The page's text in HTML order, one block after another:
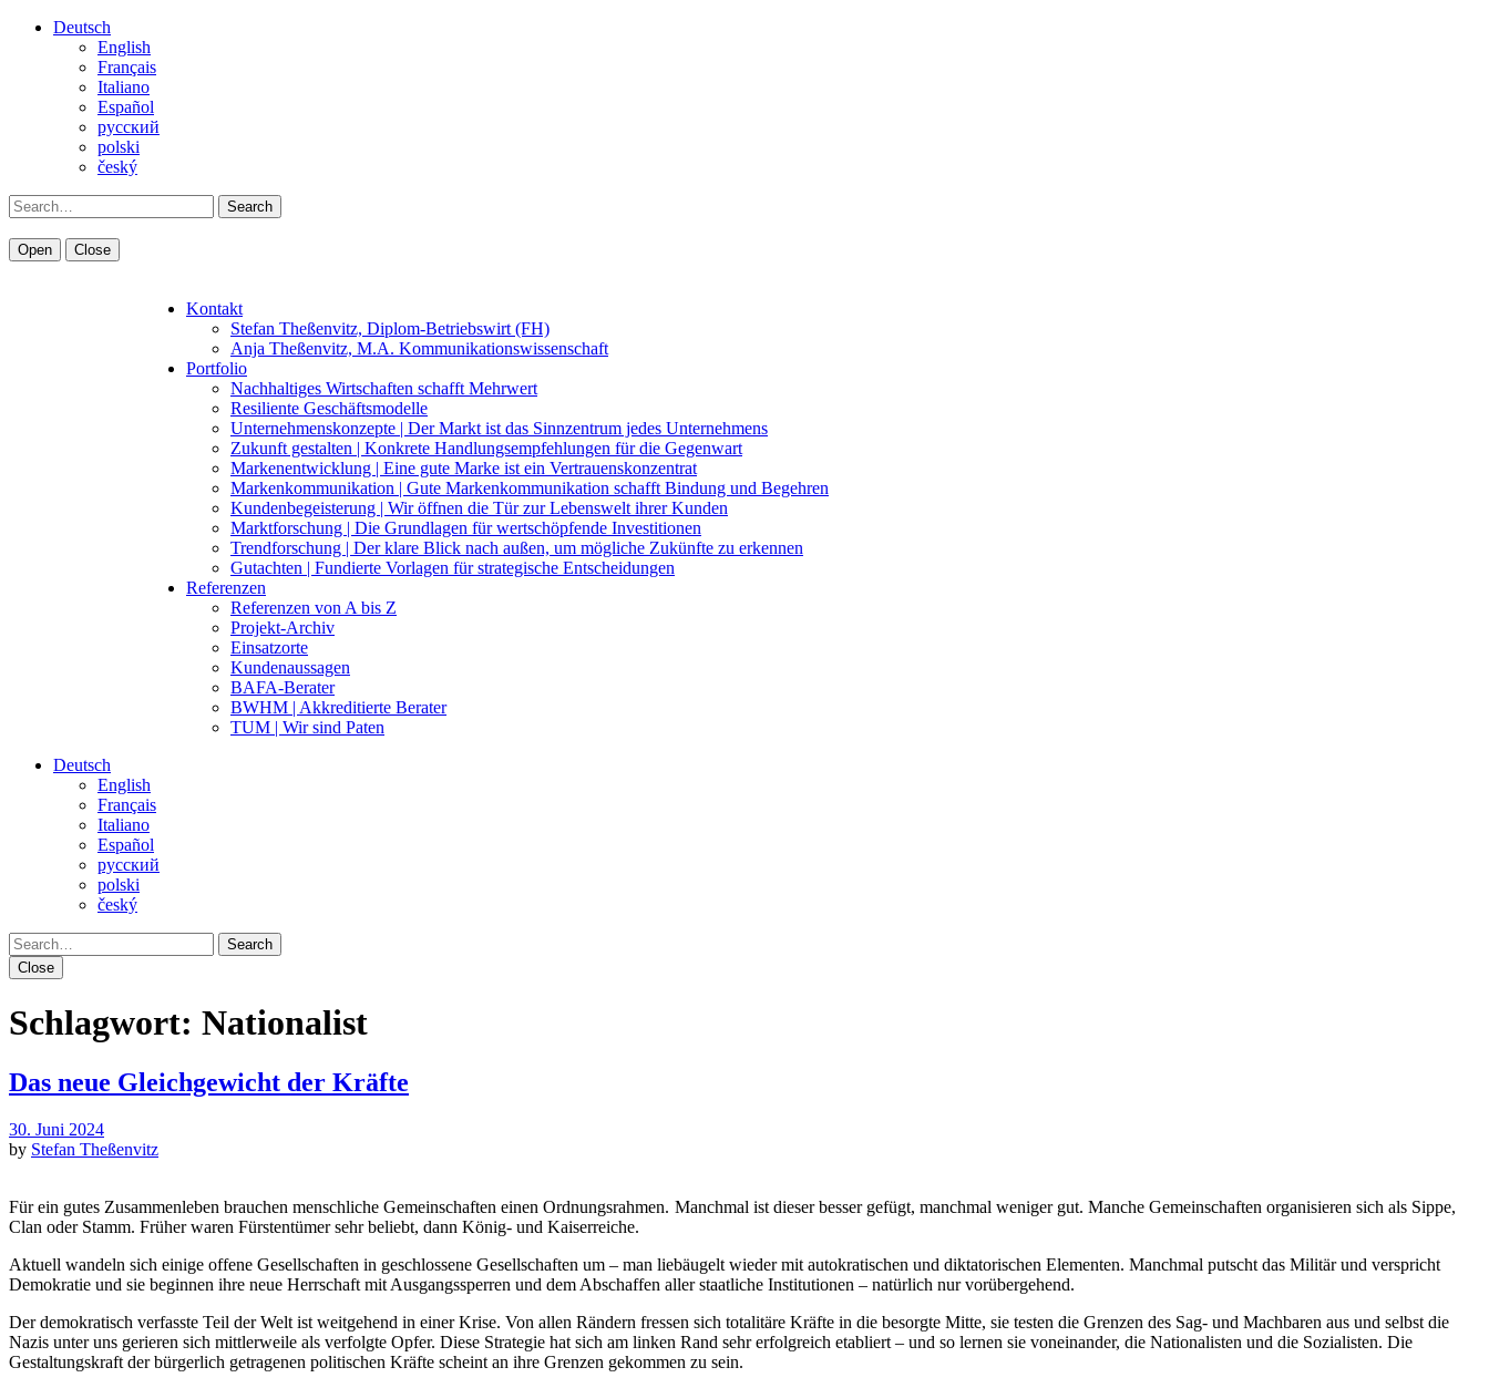
Deutsch
English
Français
Italiano
Español
pусский
polski
český
Search
Open Close
Kontakt
Stefan Theßenvitz, Diplom-Betriebswirt (FH)
Anja Theßenvitz, M.A. Kommunikationswissenschaft
Portfolio
Nachhaltiges Wirtschaften schafft Mehrwert
Resiliente Geschäftsmodelle
Unternehmenskonzepte | Der Markt ist das Sinnzentrum jedes Unternehmens
Zukunft gestalten | Konkrete Handlungsempfehlungen für die Gegenwart
Markenentwicklung | Eine gute Marke ist ein Vertrauenskonzentrat
Markenkommunikation | Gute Markenkommunikation schafft Bindung und Begehren
Kundenbegeisterung | Wir öffnen die Tür zur Lebenswelt ihrer Kunden
Marktforschung | Die Grundlagen für wertschöpfende Investitionen
Trendforschung | Der klare Blick nach außen, um mögliche Zukünfte zu erkennen
Gutachten | Fundierte Vorlagen für strategische Entscheidungen
Referenzen
Referenzen von A bis Z
Projekt-Archiv
Einsatzorte
Kundenaussagen
BAFA-Berater
BWHM | Akkreditierte Berater
TUM | Wir sind Paten
Deutsch
English
Français
Italiano
Español
pусский
polski
český
Search
Close
Schlagwort: Nationalist
Das neue Gleichgewicht der Kräfte
30. Juni 2024
by Stefan Theßenvitz
Für ein gutes Zusammenleben brauchen menschliche Gemeinschaften einen Ordnungsrahmen. Manchmal ist dieser besser gefügt, manchmal weniger gut. Manche Gemeinschaften organisieren sich als Sippe,
Clan oder Stamm. Früher waren Fürstentümer sehr beliebt, dann König- und Kaiserreiche.
Aktuell wandeln sich einige offene Gesellschaften in geschlossene Gesellschaften um – man liebäugelt wieder mit autokratischen und diktatorischen Elementen. Manchmal putscht das Militär und verspricht
Demokratie und sie beginnen ihre neue Herrschaft mit Ausgangssperren und dem Abschaffen aller staatliche Institutionen – natürlich nur vorübergehend.
Der demokratisch verfasste Teil der Welt ist weitgehend in einer Krise. Von allen Rändern fressen sich totalitäre Kräfte in die besorgte Mitte, sie testen die Grenzen des Sag- und Machbaren aus und selbst die
Nazis unter uns gerieren sich mittlerweile als verfolgte Opfer. Diese Strategie hat sich am linken Rand sehr erfolgreich etabliert – und so lernen sie voneinander, die Nationalisten und die Sozialisten. Die
Gestaltungskraft der bürgerlich getragenen politischen Kräfte scheint an ihre Grenzen gekommen zu sein.